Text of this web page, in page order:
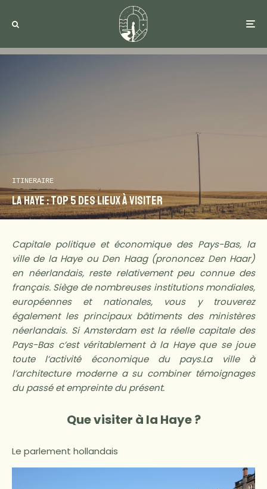
ITINERAIRE
La Haye : Top 5 des lieux à visiter
Capitale politique et économique des Pays-Bas, la
ville de la Haye ou Den Haag (prononcez Den Haar)
en néerlandais, reste relativement peu connue des
français. Siège de nombreuses institutions mondiales,
européennes et nationales, vous y trouverez
également les principaux bâtiments des ministères
néerlandais. Si Amsterdam est la réelle capitale des
Pays-Bas c’est véritablement à la Haye que se joue
toute l’activité économique du pays.La ville à
l’architecture moderne a su combiner témoignages
du passé et empreinte du présent.
Que visiter à la Haye ?
Le parlement hollandais